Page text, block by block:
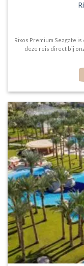
Rixos Premium Seagate
deze reis direct bij